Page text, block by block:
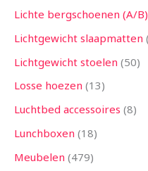
Lichte bergschoenen (A/B)
Lichtgewicht slaapmatten
Lichtgewicht stoelen 50
Losse hoezen 13
Luchtbed accessoires 8
Lunchboxen 18
Meubelen 479